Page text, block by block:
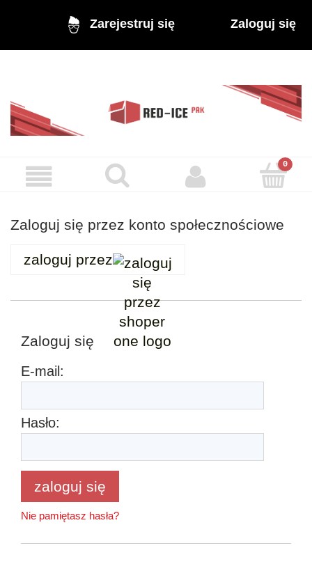
Zarejestruj się Zaloguj się
Zaloguj się przez konto społecznościowe
zaloguj przez
Zaloguj się
E-mail:
Hasło:
zaloguj się
Nie pamiętasz hasła?